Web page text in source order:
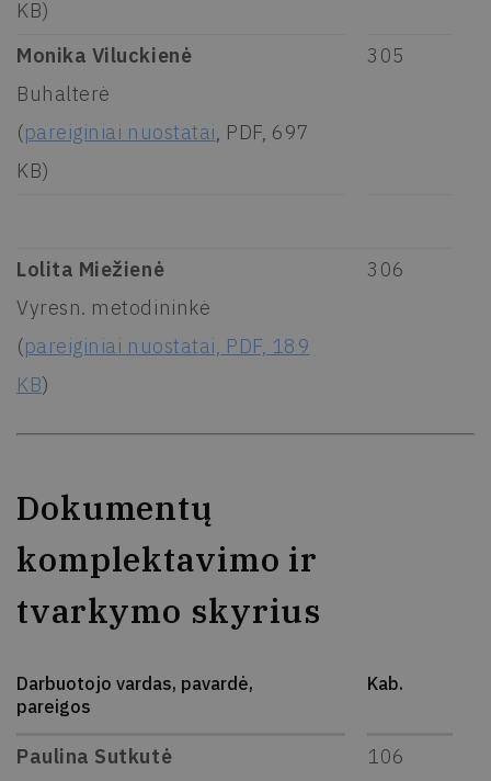
KB)
Monika Viluckienė
Buhalterė
(pareiginiai nuostatai, PDF, 697
KB)
305
Lolita Miežienė
Vyresn. metodininkė
(pareiginiai nuostatai, PDF, 189
KB)
306
Dokumentų
komplektavimo ir
tvarkymo skyrius
Darbuotojo vardas, pavardė,
pareigos
Kab.
Paulina Sutkutė
106